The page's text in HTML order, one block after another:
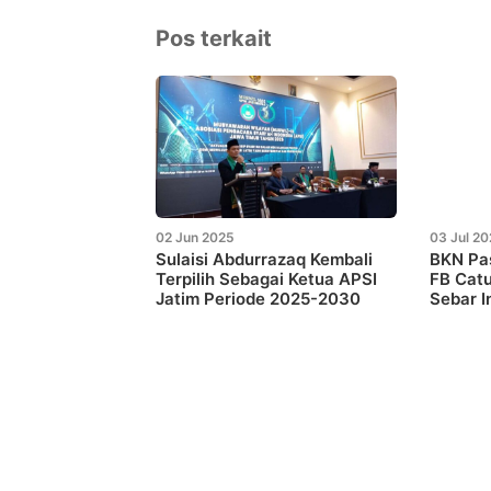
Pos terkait
02 Jun 2025
Sulaisi Abdurrazaq Kembali
Terpilih Sebagai Ketua APSI
Jatim Periode 2025-2030
03 Jul
BKN
FB
Sebar